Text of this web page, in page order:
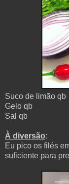
Suco de limão qb
Gelo qb
Sal qb
À diversão:
Eu pico os filés
suficiente para